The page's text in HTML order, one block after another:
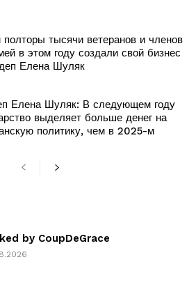
полторы тысячи ветеранов и членов
в этом году создали свой бизнес
Елена Шуляк
Елена Шуляк: В следующем году
выделяет больше денег на
политику, чем в 2025-м
by CoupDeGrace